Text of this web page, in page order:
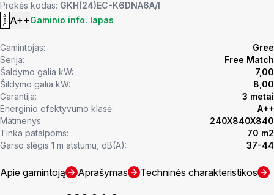
Prekės kodas: GKH(24)EC-K6DNA6A/I
A++Gaminio info. lapas
Gamintojas:
Gree
Serija:
Free Match
Šaldymo galia kW:
7,00
Šildymo galia kW:
8,00
Garantija:
3 metai
Energinio efektyvumo klasė:
A++
Matmenys:
240X840X840
Tinka patalpoms:
70 m2
Garso slėgis 1 m atstumu, dB(A):
37-44
Apie gamintoją Aprašymas Techninės charakteristikos